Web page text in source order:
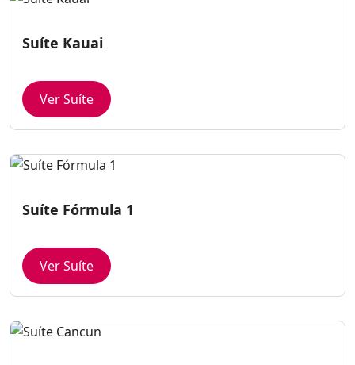
Suíte Kauai
Ver Suíte
Suíte Fórmula 1
Ver Suíte